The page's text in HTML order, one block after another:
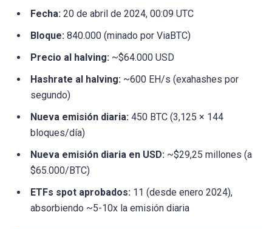
Fecha: 20 de abril de 2024, 00:09 UTC
Bloque: 840.000 (minado por ViaBTC)
Precio al halving: ~$64.000 USD
Hashrate al halving: ~600 EH/s (exahashes por
segundo)
Nueva emisión diaria: 450 BTC (3,125 × 144
bloques/día)
Nueva emisión diaria en USD: ~$29,25 millones (a
$65.000/BTC)
ETFs spot aprobados: 11 (desde enero 2024),
absorbiendo ~5-10x la emisión diaria